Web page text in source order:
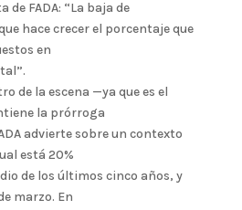
de FADA: “La baja de
hace crecer el porcentaje que
en
de la escena —ya que es el
la prórroga
advierte sobre un contexto
está 20%
de los últimos cinco años, y
marzo. En